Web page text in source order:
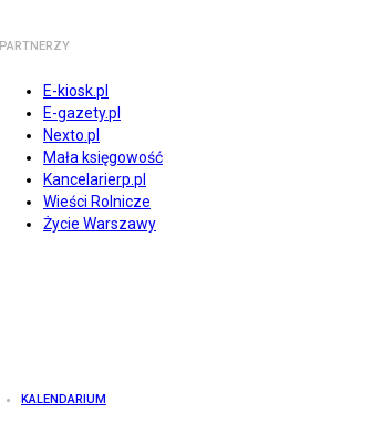
PARTNERZY
E-kiosk.pl
E-gazety.pl
Nexto.pl
Mała księgowość
Kancelarierp.pl
Wieści Rolnicze
Życie Warszawy
KALENDARIUM